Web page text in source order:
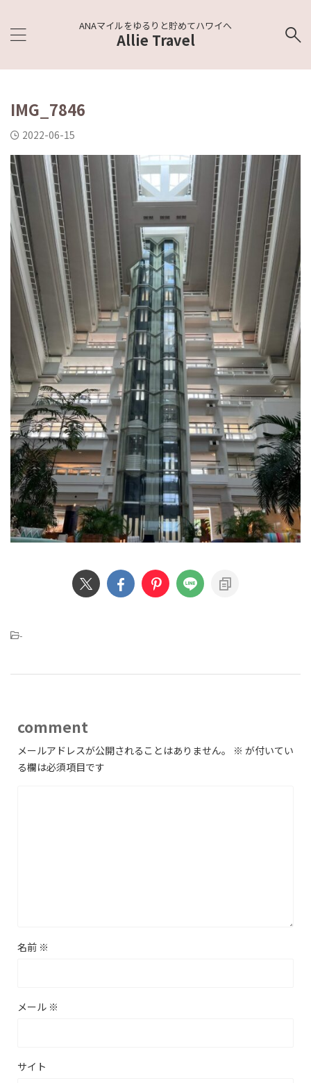
ANAマイルをゆるりと貯めてハワイへ
Allie Travel
IMG_7846
2022-06-15
-
comment
メールアドレスが公開されることはありません。 ※ が付いてい
る欄は必須項目です
名前 ※
メール ※
サイト